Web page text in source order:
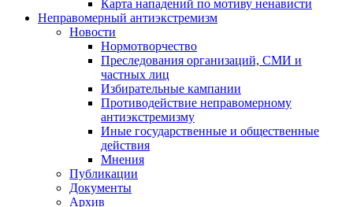
Карта нападений по мотиву ненависти
Неправомерный антиэкстремизм
Новости
Нормотворчество
Преследования организаций, СМИ и
частных лиц
Избирательные кампании
Противодействие неправомерному
антиэкстремизму
Иные государственные и общественные
действия
Мнения
Публикации
Документы
Архив